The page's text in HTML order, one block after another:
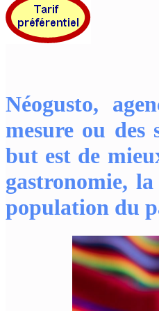
Néogusto,
mesure ou des
but est de
gastronomie,
population du